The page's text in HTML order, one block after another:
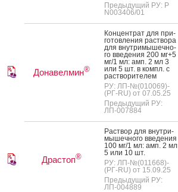
Предыдущий РУ: Р
N003406/01
Донавелмин®
Кон­цен­трат для при­
готов­ле­ния рас­тво­ра
для внут­ри­мышеч­но­
го вве­дения 200 мг+5
мг/1 мл: амп. 2 мл 3
или 5 шт. в компл. с
рас­тво­рите­лем
РУ: ЛП-№(010069)-
(РГ-RU) от 07.05.25
Предыдущий РУ:
ЛП-007884
Драстоп®
Рас­твор для внут­ри­
мышеч­но­го вве­дения
100 мг/1 мл: амп. 2 мл
5 или 10 шт.
РУ: ЛП-№(011668)-
(РГ-RU) от 15.09.25
Предыдущий РУ:
ЛП-004889